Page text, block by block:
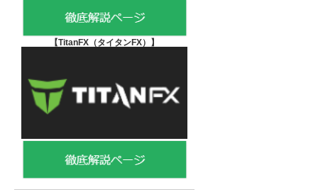
【TitanFX（タイタンFX） 】